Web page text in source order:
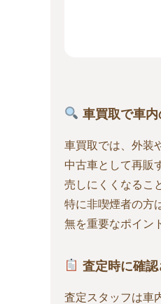
車買取で車
車買取では、外装
中古車として再販
売しにくくなるこ
特に非喫煙者の方
無を重要なポイン
査定時に確
査定スタッフは車